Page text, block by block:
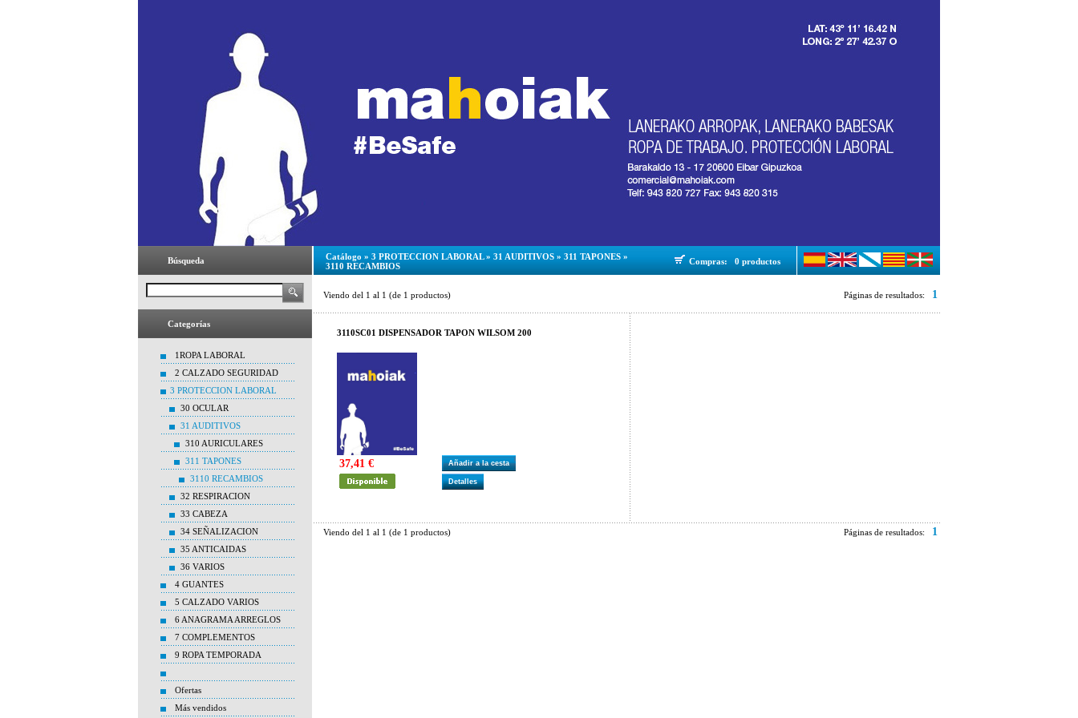
Búsqueda
Categorías
1ROPA LABORAL
2 CALZADO SEGURIDAD
3 PROTECCION LABORAL
30 OCULAR
31 AUDITIVOS
310 AURICULARES
311 TAPONES
3110 RECAMBIOS
32 RESPIRACION
33 CABEZA
34 SEÑALIZACION
35 ANTICAIDAS
36 VARIOS
4 GUANTES
5 CALZADO VARIOS
6 ANAGRAMA ARREGLOS
7 COMPLEMENTOS
9 ROPA TEMPORADA
Ofertas
Más vendidos
Catálogo » 3 PROTECCION LABORAL» 31 AUDITIVOS » 311 TAPONES »
3110 RECAMBIOS
Compras: 0 productos
Viendo del 1 al 1 (de 1 productos) Páginas de resultados: 1
3110SC01 DISPENSADOR TAPON WILSOM 200
37,41 € Añadir a la cesta
Detalles
Viendo del 1 al 1 (de 1 productos) Páginas de resultados: 1